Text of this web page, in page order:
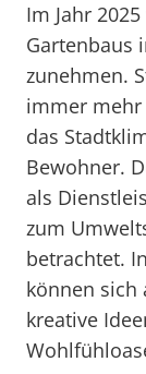
Im Jahr
Gartenbaus
zunehmen.
immer mehr
das
Bewohner.
als
zum
betrachtet.
können sich
kreative